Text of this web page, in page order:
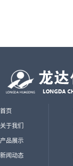
首页
关于我们
产品展示
新闻动态